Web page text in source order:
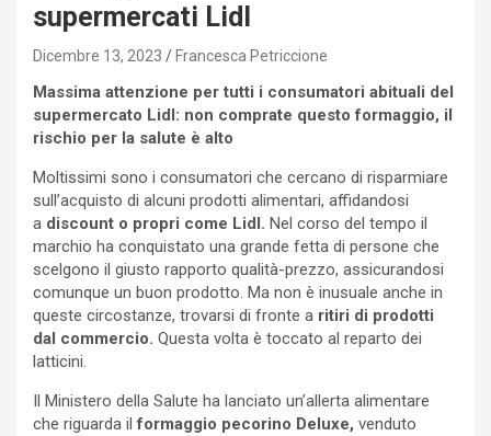
supermercati Lidl
Dicembre 13, 2023 Francesca Petriccione
Massima attenzione per tutti i consumatori abituali del
supermercato Lidl: non comprate questo formaggio, il
rischio per la salute è alto
Moltissimi sono i consumatori che cercano di risparmiare
sull’acquisto di alcuni prodotti alimentari, affidandosi
a discount o propri come Lidl. Nel corso del tempo il
marchio ha conquistato una grande fetta di persone che
scelgono il giusto rapporto qualità-prezzo, assicurandosi
comunque un buon prodotto. Ma non è inusuale anche in
queste circostanze, trovarsi di fronte a ritiri di prodotti
dal commercio. Questa volta è toccato al reparto dei
latticini.
Il Ministero della Salute ha lanciato un’allerta alimentare
che riguarda ilformaggio pecorino Deluxe, venduto